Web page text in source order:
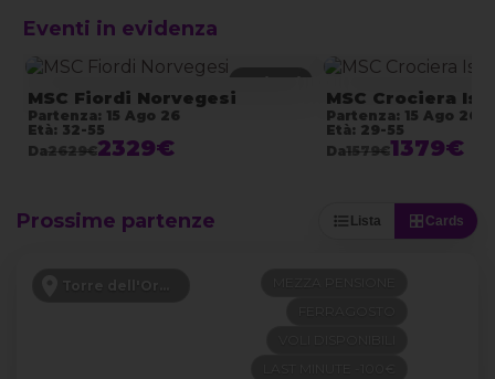
Eventi in evidenza
MSC Fiordi Norvegesi
Partenza: 15 Ago 26
Età: 32-55
Da 2629€2329€
MSC Crociera
Partenza: 15 Ago 26
Età: 29-55
Da 1579€1379€
Prossime partenze Lista Cards
Torre dell'Orso - Puglia